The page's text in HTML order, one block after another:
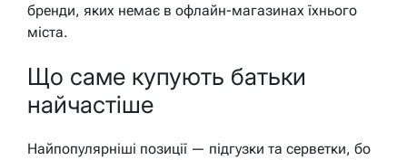
бренди, яких немає в офлайн-магазинах їхнього
міста.
Що саме купують батьки
найчастіше
Найпопулярніші позиції — підгузки та серветки, бо